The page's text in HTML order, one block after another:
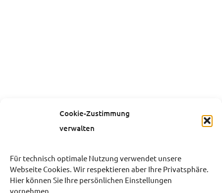
Cookie-Zustimmung
verwalten
Für technisch optimale Nutzung verwendet unsere
Webseite Cookies. Wir respektieren aber Ihre Privatsphäre.
Hier können Sie Ihre persönlichen Einstellungen
vornehmen.